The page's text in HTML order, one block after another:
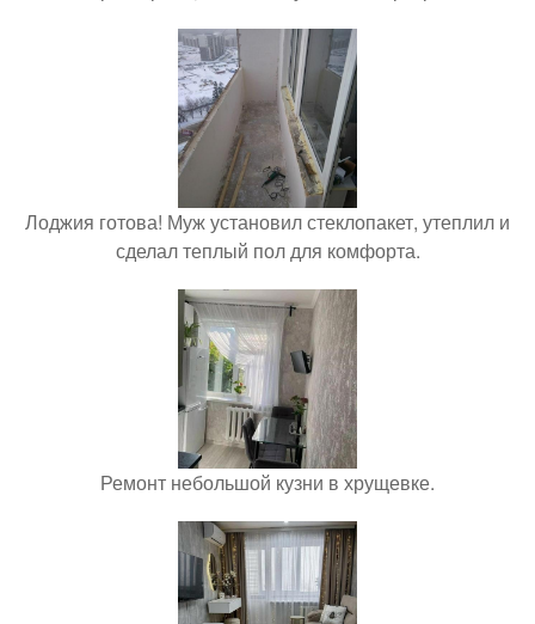
Лоджия готова! Муж установил стеклопакет, утеплил и
сделал теплый пол для комфорта.
Ремонт небольшой кузни в хрущевке.